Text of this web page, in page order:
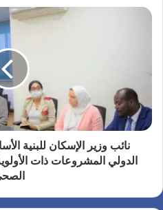
نائب وزير الإسكان للبنية
الدولي المشروعات ذات